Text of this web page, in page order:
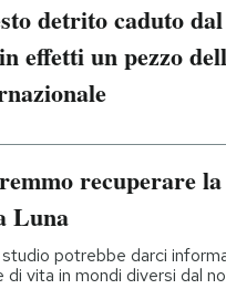
detrito caduto
effetti un pezzo
recuperare
Luna
studio potrebbe darci
di vita in mondi diversi dal